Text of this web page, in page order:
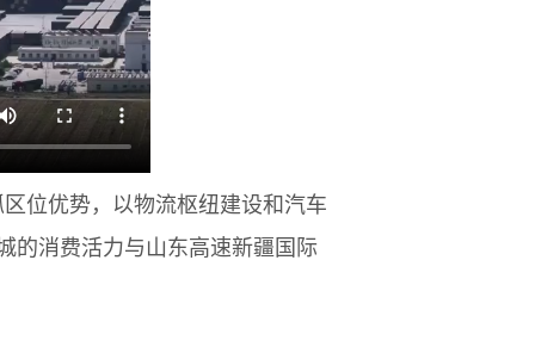
位优势，以物流枢纽建设和汽车
的消费活力与山东高速新疆国际